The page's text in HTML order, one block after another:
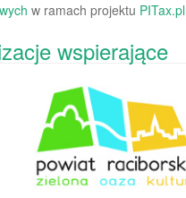
w ramach projektu PITax.pl
wspierające